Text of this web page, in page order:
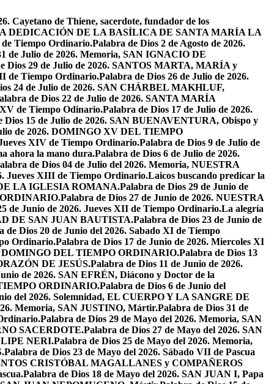
Cayetano de Thiene, sacerdote, fundador de los
LA DEDICACIÓN DE LA BASÍLICA DE SANTA MARÍA LA
de Tiempo Ordinario.Palabra de Dios 2 de Agosto de 2026.
de Julio de 2026. Memoria, SAN IGNACIO DE
Dios 29 de Julio de 2026. SANTOS MARTA, MARÍA y
de Tiempo Ordinario.Palabra de Dios 26 de Julio de 2026.
24 de Julio de 2026. SAN CHÁRBEL MAKHLUF,
de Dios 22 de Julio de 2026. SANTA MARÍA
de Tiempo Odinario.Palabra de Dios 17 de Julio de 2026.
Dios 15 de Julio de 2026. SAN BUENAVENTURA, Obispo y
de 2026. DOMINGO XV DEL TIEMPO
XIV de Tiempo Ordinario.Palabra de Dios 9 de Julio de
ahora la mano dura.Palabra de Dios 6 de Julio de 2026.
de Dios 04 de Julio del 2026. Memoria, NUESTRA
Jueves XIII de Tiempo Ordinario.Laicos buscando predicar la
LA IGLESIA ROMANA.Palabra de Dios 29 de Junio de
Palabra de Dios 27 de Junio de 2026. NUESTRA
de Junio de 2026. Jueves XII de Tiempo Ordinario.La alegría
DE SAN JUAN BAUTISTA.Palabra de Dios 23 de Junio de
de Dios 20 de Junio del 2026. Sabado XI de Tiempo
Ordinario.Palabra de Dios 17 de Junio de 2026. Miercoles XI
DOMINGO DEL TIEMPO ORDINARIO.Palabra de Dios 13
DE JESÚS.Palabra de Dios 11 de Junio de 2026.
de 2026. SAN EFRÉN, Diácono y Doctor de la
ORDINARIO.Palabra de Dios 6 de Junio del
del 2026. Solemnidad, EL CUERPO Y LA SANGRE DE
Memoria, SAN JUSTINO, Mártir.Palabra de Dios 31 de
Palabra de Dios 29 de Mayo del 2026. Memoria, SAN
SACERDOTE.Palabra de Dios 27 de Mayo del 2026. SAN
NERI.Palabra de Dios 25 de Mayo del 2026. Memoria,
Palabra de Dios 23 de Mayo del 2026. Sábado VII de Pascua
CRISTÓBAL MAGALLANES y COMPAÑEROS
Palabra de Dios 18 de Mayo del 2026. SAN JUAN I, Papa